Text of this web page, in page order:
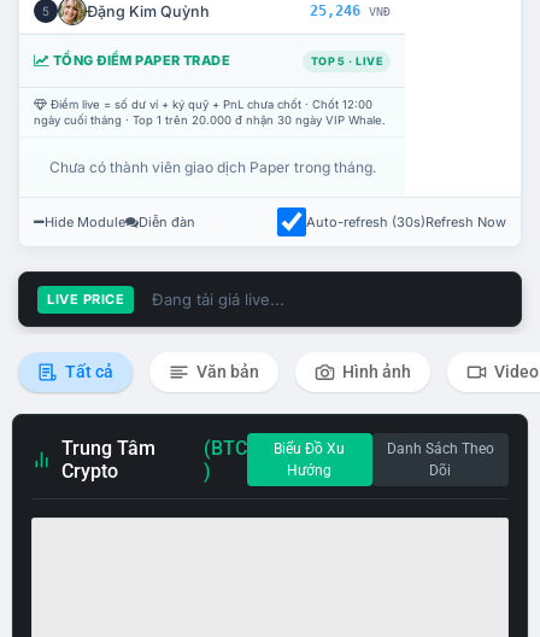
5 Đặng Kim Quỳnh 25,246 VNĐ
TỔNG ĐIỂM PAPER TRADE TOP 5 · LIVE
Điểm live = số dư ví + ký quỹ + PnL chưa chốt · Chốt 12:00
ngày cuối tháng · Top 1 trên 20.000 đ nhận 30 ngày VIP Whale.
Chưa có thành viên giao dịch Paper trong tháng.
Hide Module Diễn đàn Auto-refresh (30s)Refresh Now
LIVE PRICE Đang tải giá live...
Tất cả Văn bản Hình ảnh Video
Trung Tâm
Crypto
(BTC
)
Biểu Đồ Xu
Hướng
Danh Sách Theo
Dõi